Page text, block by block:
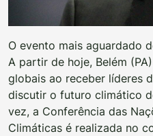
O evento mais aguardado
A partir de hoje, Belém
globais ao receber líderes
discutir o futuro climático
vez, a Conferência das
Climáticas é realizada no